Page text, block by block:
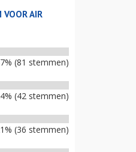
VOOR AIR
(81 stemmen)
(42 stemmen)
(36 stemmen)